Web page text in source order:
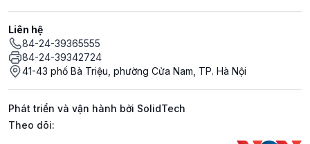
Liên hệ
84-24-39365555
84-24-39342724
41-43 phố Bà Triệu, phường Cửa Nam, TP. Hà Nội
Phát triển và vận hành bởi SolidTech
Mạng xã hội
Theo dõi: